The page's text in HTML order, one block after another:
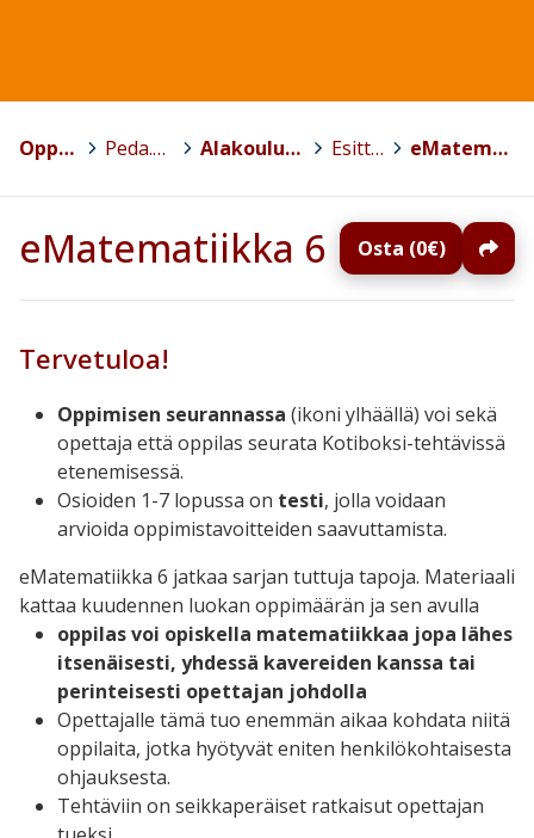
Oppimateriaalit > Peda.net-materiaalit > Alakoulun matematiikka 3-6 > Esittelykirjat > eMatematiikka 6
eMatematiikka 6 Osta (0€)
Tervetuloa!
Oppimisen seurannassa (ikoni ylhäällä) voi sekä
opettaja että oppilas seurata Kotiboksi-tehtävissä
etenemisessä.
Osioiden 1-7 lopussa on testi, jolla voidaan
arvioida oppimistavoitteiden saavuttamista.
eMatematiikka 6 jatkaa sarjan tuttuja tapoja. Materiaali
kattaa kuudennen luokan oppimäärän ja sen avulla
oppilas voi opiskella matematiikkaa jopa lähes
itsenäisesti, yhdessä kavereiden kanssa tai
perinteisesti opettajan johdolla
Opettajalle tämä tuo enemmän aikaa kohdata niitä
oppilaita, jotka hyötyvät eniten henkilökohtaisesta
ohjauksesta.
Tehtäviin on seikkaperäiset ratkaisut opettajan